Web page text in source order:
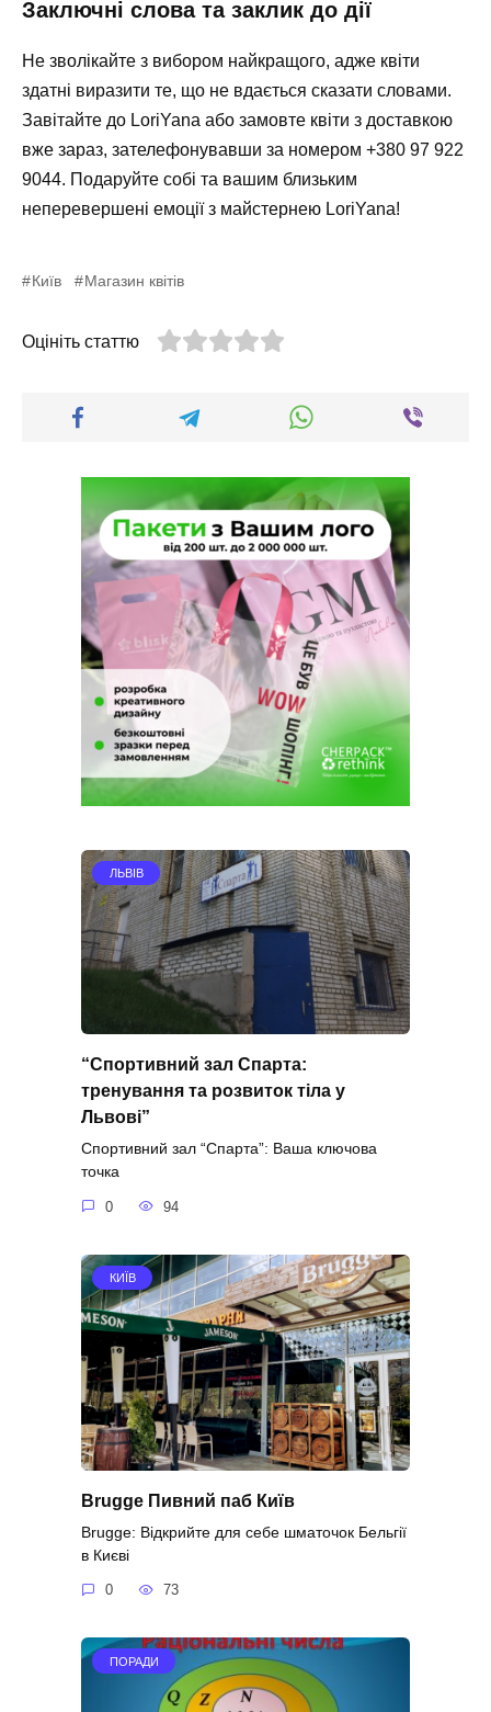
Заключні слова та заклик до дії
Не зволікайте з вибором найкращого, адже квіти
здатні виразити те, що не вдається сказати словами.
Завітайте до LoriYana або замовте квіти з доставкою
вже зараз, зателефонувавши за номером +380 97 922
9044. Подаруйте собі та вашим близьким
неперевершені емоції з майстернею LoriYana!
Київ Магазин квітів
Оцініть статтю
ЛЬВІВ
“Спортивний зал Спарта:
тренування та розвиток тіла у
Львові”
Спортивний зал “Спарта”: Ваша ключова
точка
0 94
КИЇВ
Brugge Пивний паб Київ
Brugge: Відкрийте для себе шматочок Бельгії
в Києві
0 73
ПОРАДИ